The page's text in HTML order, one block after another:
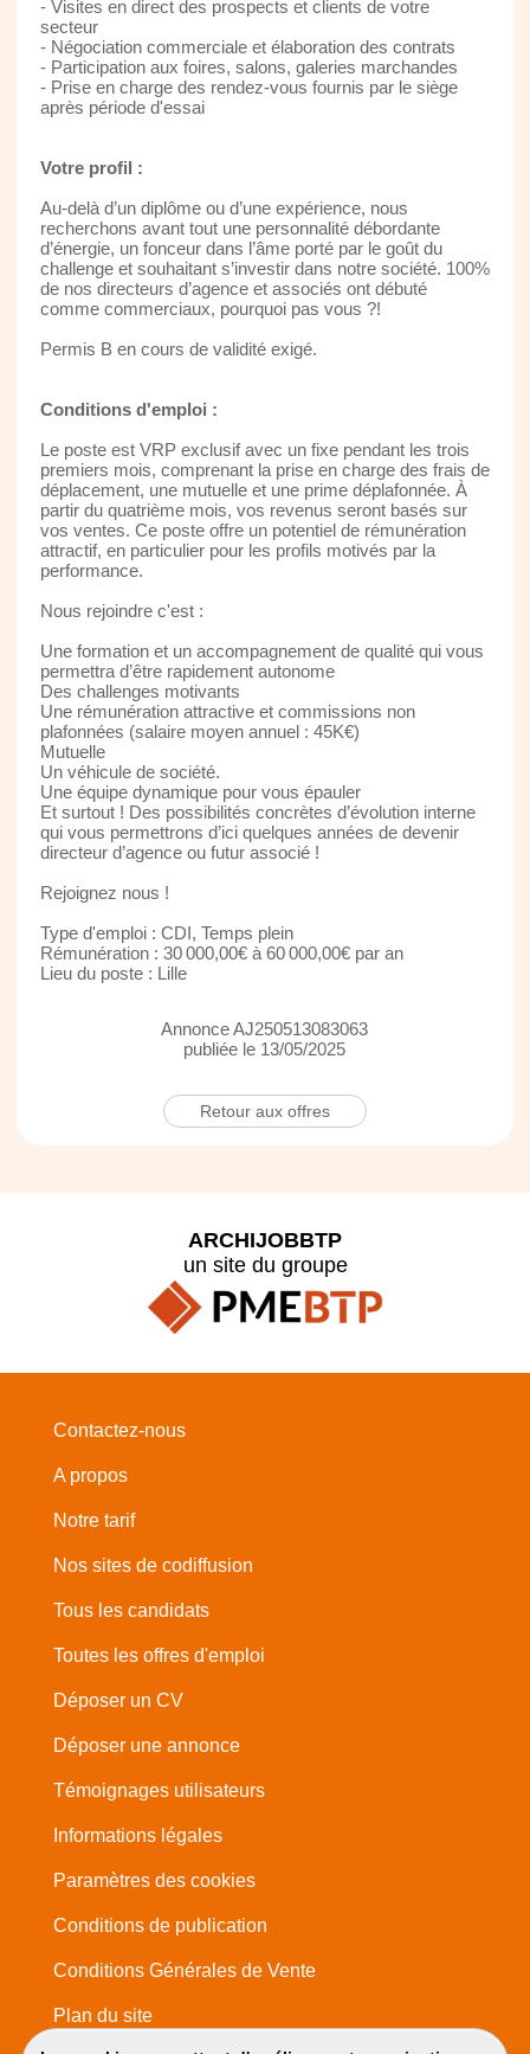
- Visites en direct des prospects et clients de votre
secteur
- Négociation commerciale et élaboration des contrats
- Participation aux foires, salons, galeries marchandes
- Prise en charge des rendez-vous fournis par le siège
après période d'essai
Votre profil :
Au-delà d’un diplôme ou d’une expérience, nous
recherchons avant tout une personnalité débordante
d’énergie, un fonceur dans l’âme porté par le goût du
challenge et souhaitant s’investir dans notre société. 100%
de nos directeurs d’agence et associés ont débuté
comme commerciaux, pourquoi pas vous ?!
Permis B en cours de validité exigé.
Conditions d'emploi :
Le poste est VRP exclusif avec un fixe pendant les trois
premiers mois, comprenant la prise en charge des frais de
déplacement, une mutuelle et une prime déplafonnée. À
partir du quatrième mois, vos revenus seront basés sur
vos ventes. Ce poste offre un potentiel de rémunération
attractif, en particulier pour les profils motivés par la
performance.
Nous rejoindre c'est :
Une formation et un accompagnement de qualité qui vous
permettra d’être rapidement autonome
Des challenges motivants
Une rémunération attractive et commissions non
plafonnées (salaire moyen annuel : 45K€)
Mutuelle
Un véhicule de société.
Une équipe dynamique pour vous épauler
Et surtout ! Des possibilités concrètes d’évolution interne
qui vous permettrons d’ici quelques années de devenir
directeur d’agence ou futur associé !
Rejoignez nous !
Type d'emploi : CDI, Temps plein
Rémunération : 30 000,00€ à 60 000,00€ par an
Lieu du poste : Lille
Annonce AJ250513083063
publiée le 13/05/2025
Retour aux offres
ARCHIJOBBTP
un site du groupe
Contactez-nous
A propos
Notre tarif
Nos sites de codiffusion
Tous les candidats
Toutes les offres d'emploi
Déposer un CV
Déposer une annonce
Témoignages utilisateurs
Informations légales
Paramètres des cookies
Conditions de publication
Conditions Générales de Vente
Plan du site